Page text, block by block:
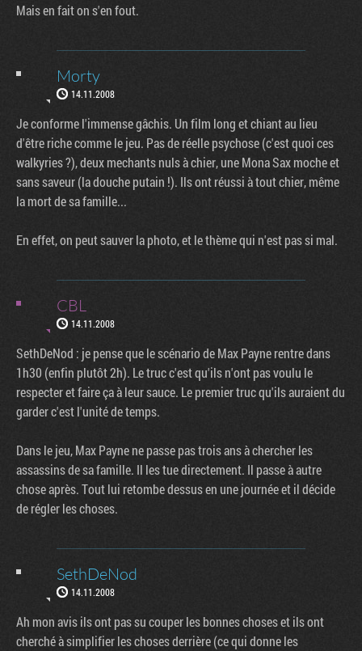
Mais en fait on s'en fout.
Morty
14.11.2008
Je conforme l'immense gâchis. Un film long et chiant au lieu
d'être riche comme le jeu. Pas de réelle psychose (c'est quoi ces
walkyries ?), deux mechants nuls à chier, une Mona Sax moche et
sans saveur (la douche putain !). Ils ont réussi à tout chier, même
la mort de sa famille...
En effet, on peut sauver la photo, et le thème qui n'est pas si mal.
CBL
14.11.2008
SethDeNod : je pense que le scénario de Max Payne rentre dans
1h30 (enfin plutôt 2h). Le truc c'est qu'ils n'ont pas voulu le
respecter et faire ça à leur sauce. Le premier truc qu'ils auraient du
garder c'est l'unité de temps.
Dans le jeu, Max Payne ne passe pas trois ans à chercher les
assassins de sa famille. Il les tue directement. Il passe à autre
chose après. Tout lui retombe dessus en une journée et il décide
de régler les choses.
SethDeNod
14.11.2008
Ah mon avis ils ont pas su couper les bonnes choses et ils ont
cherché à simplifier les choses derrière (ce qui donne les